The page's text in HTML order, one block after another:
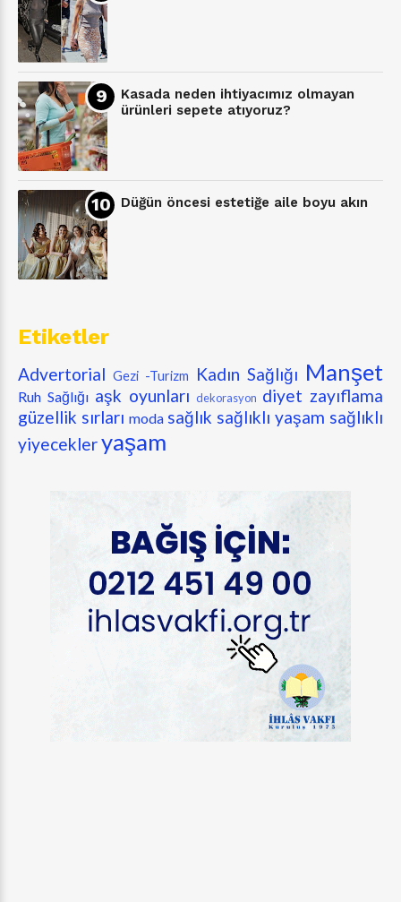
Kasada neden ihtiyacımız olmayan
ürünleri sepete atıyoruz?
Düğün öncesi estetiğe aile boyu akın
Etiketler
Advertorial Gezi -Turizm Kadın Sağlığı Manşet
Ruh Sağlığı aşk oyunları dekorasyon diyet zayıflama
güzellik sırları moda sağlık sağlıklı yaşam sağlıklı
yiyecekleryaşam